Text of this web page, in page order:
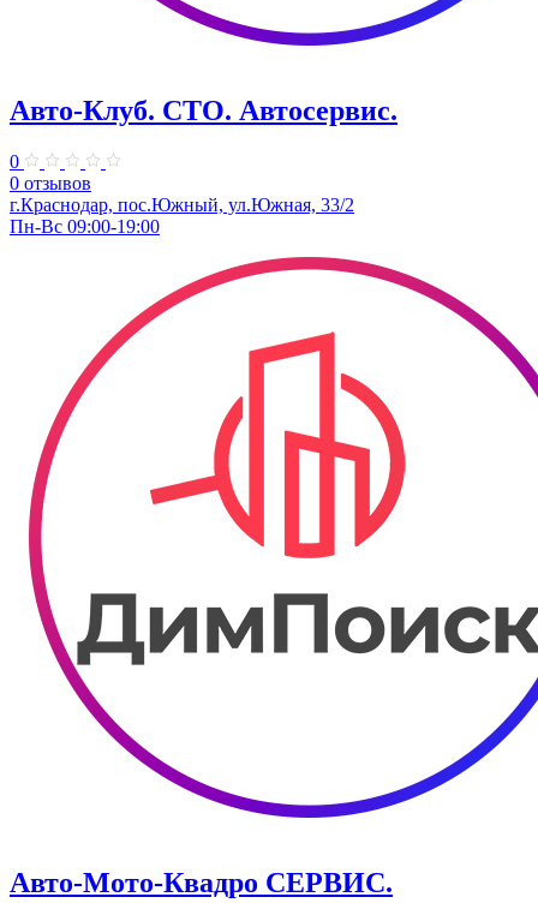
Авто-Клуб. СТО. Автосервис.
0
0 отзывов
г.Краснодар, пос.Южный, ул.Южная, 33/2
Пн-Вс 09:00-19:00
Авто-Мото-Квадро СЕРВИС.